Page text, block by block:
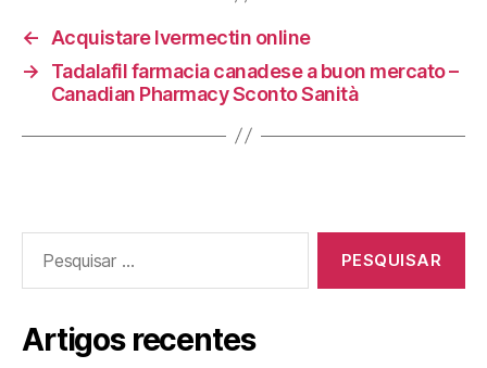
←
Acquistare Ivermectin online
→
Tadalafil farmacia canadese a buon mercato –
Canadian Pharmacy Sconto Sanità
por:
Artigos recentes